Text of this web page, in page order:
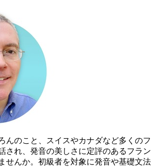
んのこと、スイスやカナダなど多くのフ
され、発音の美しさに定評のあるフラン
せんか。初級者を対象に発音や基礎文法